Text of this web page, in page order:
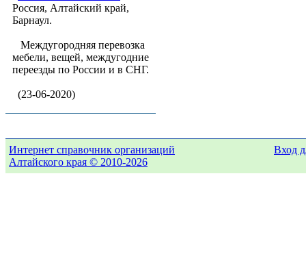
Россия, Алтайский край,
Барнаул.
Междугородняя перевозка
мебели, вещей, междугодние
переезды по России и в СНГ.
(23-06-2020)
Интернет справочник организаций
Алтайского края © 2010-2026
Вход